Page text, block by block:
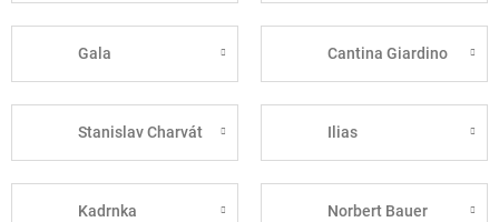
Gala Cantina Giardino
Stanislav Charvát Ilias
Kadrnka Norbert Bauer